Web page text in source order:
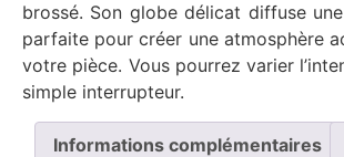
brossé. Son globe délicat diffuse
parfaite pour créer une atmosphère
votre pièce. Vous pourrez varier
simple interrupteur.
Informations complémentaires